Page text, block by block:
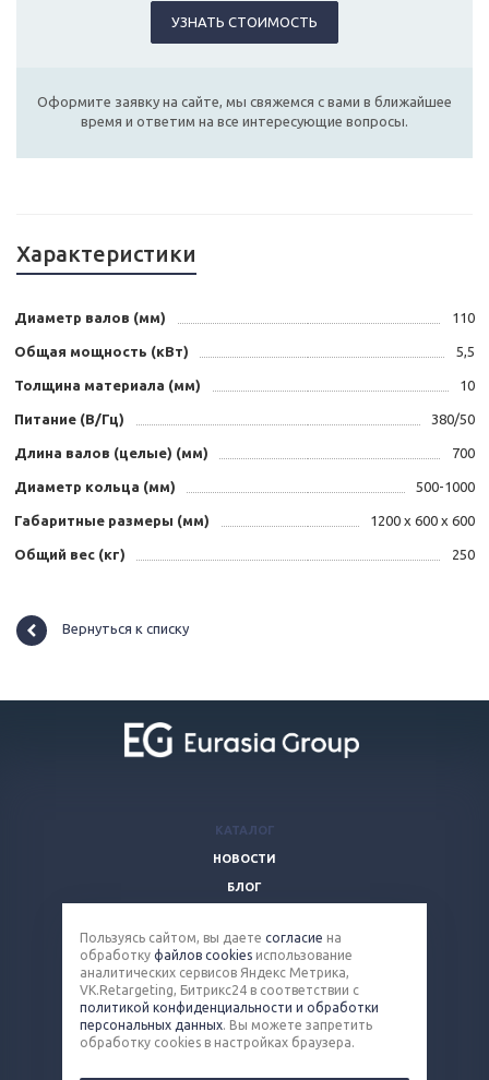
УЗНАТЬ СТОИМОСТЬ
Оформите заявку на сайте, мы свяжемся с вами в ближайшее
время и ответим на все интересующие вопросы.
Характеристики
Диаметр валов (мм) 110
Общая мощность (кВт) 5,5
Толщина материала (мм) 10
Питание (В/Гц) 380/50
Длина валов (целые) (мм) 700
Диаметр кольца (мм) 500-1000
Габаритные размеры (мм) 1200 х 600 х 600
Общий вес (кг) 250
Вернуться к списку
КАТАЛОГ
НОВОСТИ
БЛОГ
КОМПАНИЯ
КОНТАКТЫ
8 (800) 100-90-13
steel@eq-mail.ru
Пользуясь сайтом, вы даете согласие на
обработку файлов cookies использование
аналитических сервисов Яндекс Метрика,
VK.Retargeting, Битрикс24 в соответствии с
политикой конфиденциальности и обработки
персональных данных. Вы можете запретить
обработку cookies в настройках браузера.